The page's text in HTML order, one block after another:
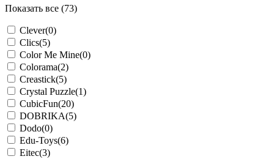
Показать все (73)
Clever(0)
Clics(5)
Color Me Mine(0)
Colorama(2)
Creastick(5)
Crystal Puzzle(1)
CubicFun(20)
DOBRIKA(5)
Dodo(0)
Edu-Toys(6)
Eitec(3)